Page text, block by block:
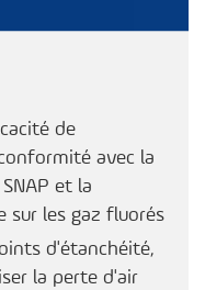
de
avec la
et la
sur les gaz fluorés
d'étanchéité,
la perte d'air